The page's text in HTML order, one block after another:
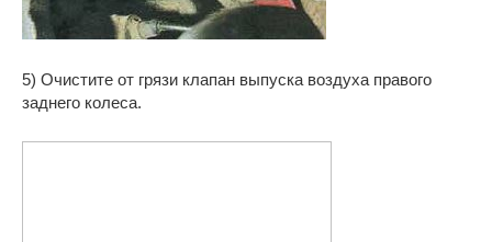
5) Очистите от грязи клапан выпуска воздуха правого
заднего колеса.